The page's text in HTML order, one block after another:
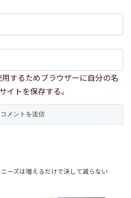
するためブラウザーに自分の名
イトを保存する。
ニーズは増えるだけで決して減らない